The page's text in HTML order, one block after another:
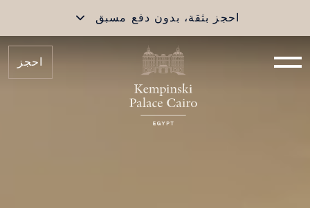
احجز بثقة، بدون دفع مسبق
احجز